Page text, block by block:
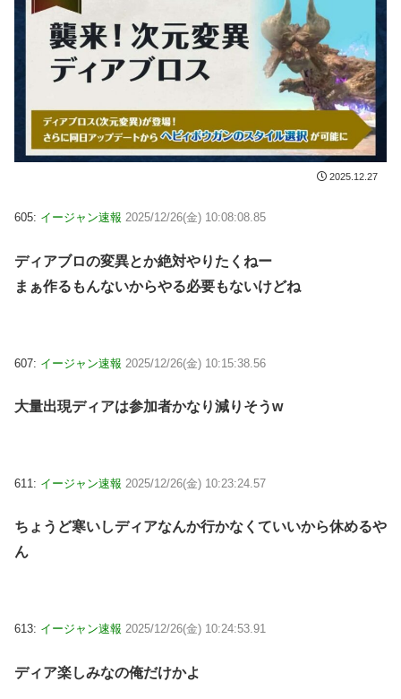
2025.12.27
605: イージャン速報 2025/12/26(金) 10:08:08.85
ディアブロの変異とか絶対やりたくねー
まぁ作るもんないからやる必要もないけどね
607: イージャン速報 2025/12/26(金) 10:15:38.56
大量出現ディアは参加者かなり減りそうw
611: イージャン速報 2025/12/26(金) 10:23:24.57
ちょうど寒いしディアなんか行かなくていいから休めるや
ん
613: イージャン速報 2025/12/26(金) 10:24:53.91
ディア楽しみなの俺だけかよ